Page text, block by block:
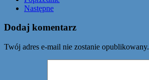
Następne
Dodaj komentarz
Twój adres e-mail nie zostanie opublikowany.